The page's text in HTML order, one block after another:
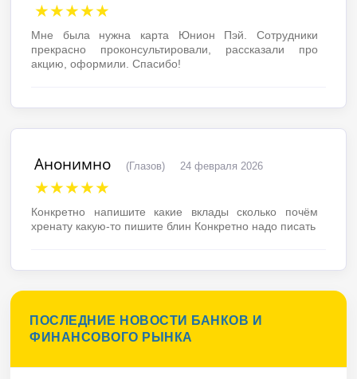
★★★★★
Мне была нужна карта Юнион Пэй. Сотрудники
прекрасно проконсультировали, рассказали про
акцию, оформили. Спасибо!
Анонимно (Глазов) 24 февраля 2026
★★★★★
Конкретно напишите какие вклады сколько почём
хренату какую-то пишите блин Конкретно надо писать
ПОСЛЕДНИЕ НОВОСТИ БАНКОВ И
ФИНАНСОВОГО РЫНКА